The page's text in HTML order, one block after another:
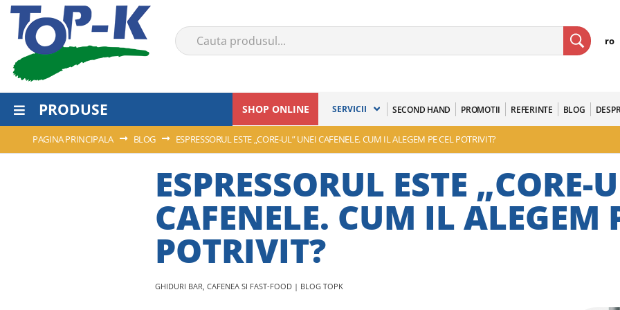
ro
PRODUSE SHOP ONLINE SERVICII SECOND HAND PROMOTII REFERINTE BLOG
PAGINA PRINCIPALA BLOG ESPRESSORUL ESTE „CORE-UL” UNEI CAFENELE. CUM IL ALEGEM PE CEL POTRIVIT?
ESPRESSORUL ESTE „CORE-
CAFENELE. CUM IL ALEGEM
POTRIVIT?
GHIDURI BAR, CAFENEA SI FAST-FOOD | BLOG TOPK